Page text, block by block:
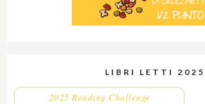
LIBRI LETTI 2025
2025 Reading Challenge